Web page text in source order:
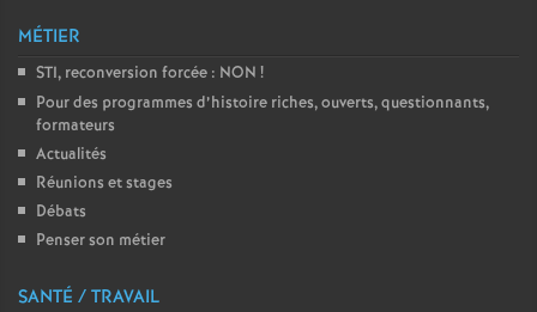
MÉTIER
STI, reconversion forcée : NON !
Pour des programmes d’histoire riches, ouverts, questionnants,
formateurs
Actualités
Réunions et stages
Débats
Penser son métier
SANTÉ / TRAVAIL